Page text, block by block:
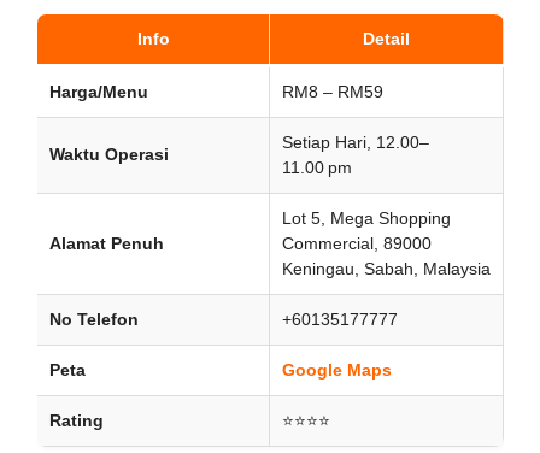
Info Detail
Harga/Menu RM8 – RM59
Waktu Operasi
Setiap Hari, 12.00–
11.00 pm
Alamat Penuh
Lot 5, Mega Shopping
Commercial, 89000
Keningau, Sabah, Malaysia
No Telefon +60135177777
Peta Google Maps
Rating ⭐⭐⭐⭐